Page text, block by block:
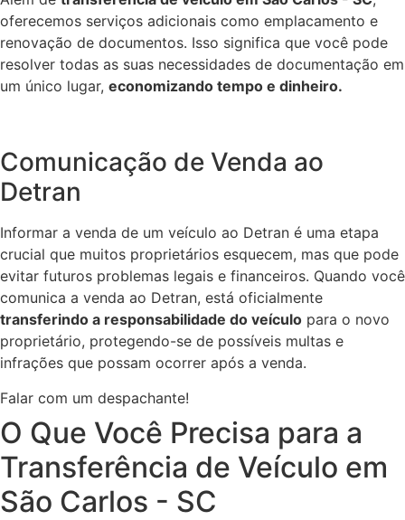
oferecemos serviços adicionais como emplacamento e
renovação de documentos. Isso significa que você pode
resolver todas as suas necessidades de documentação em
um único lugar, economizando tempo e dinheiro.
Comunicação de Venda ao
Detran
Informar a venda de um veículo ao Detran é uma etapa
crucial que muitos proprietários esquecem, mas que pode
evitar futuros problemas legais e financeiros. Quando você
comunica a venda ao Detran, está oficialmente
transferindo a responsabilidade do veículo para o novo
proprietário, protegendo-se de possíveis multas e
infrações que possam ocorrer após a venda.
Falar com um despachante!
O Que Você Precisa para a
Transferência de Veículo em
São Carlos - SC